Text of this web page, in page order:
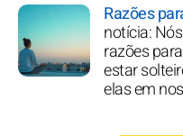
Razões
notícia:
razões
estar
elas em